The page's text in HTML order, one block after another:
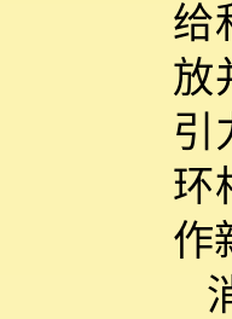
给
放
引
环
作